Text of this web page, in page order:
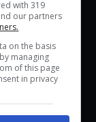
with 319
our partners
on the basis
managing
of this page
in privacy